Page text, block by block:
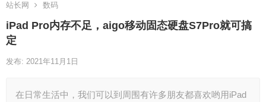
站长网 数码
iPad Pro内存不足，aigo移动固态硬盘S7Pro就可搞
定
发布: 2021年11月1日
在日常生活中，我们可以到周围有许多朋友都喜欢哟用iPad